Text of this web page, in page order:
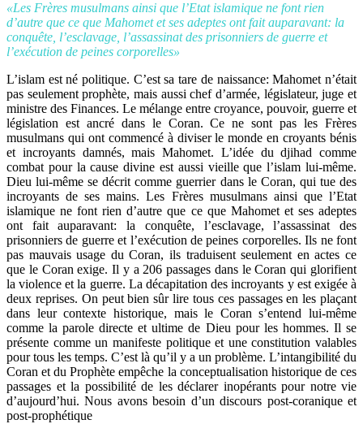
«Les Frères musulmans ainsi que l’Etat islamique ne font rien
d’autre que ce que Mahomet et ses adeptes ont fait auparavant: la
conquête, l’esclavage, l’assassinat des prisonniers de guerre et
l’exécution de peines corporelles»
L’islam est né politique. C’est sa tare de naissance: Mahomet n’était
pas seulement prophète, mais aussi chef d’armée, législateur, juge et
ministre des Finances. Le mélange entre croyance, pouvoir, guerre et
législation est ancré dans le Coran. Ce ne sont pas les Frères
musulmans qui ont commencé à diviser le monde en croyants bénis
et incroyants damnés, mais Mahomet. L’idée du djihad comme
combat pour la cause divine est aussi vieille que l’islam lui-même.
Dieu lui-même se décrit comme guerrier dans le Coran, qui tue des
incroyants de ses mains. Les Frères musulmans ainsi que l’Etat
islamique ne font rien d’autre que ce que Mahomet et ses adeptes
ont fait auparavant: la conquête, l’esclavage, l’assassinat des
prisonniers de guerre et l’exécution de peines corporelles. Ils ne font
pas mauvais usage du Coran, ils traduisent seulement en actes ce
que le Coran exige. Il y a 206 passages dans le Coran qui glorifient
la violence et la guerre. La décapitation des incroyants y est exigée à
deux reprises. On peut bien sûr lire tous ces passages en les plaçant
dans leur contexte historique, mais le Coran s’entend lui-même
comme la parole directe et ultime de Dieu pour les hommes. Il se
présente comme un manifeste politique et une constitution valables
pour tous les temps. C’est là qu’il y a un problème. L’intangibilité du
Coran et du Prophète empêche la conceptualisation historique de ces
passages et la possibilité de les déclarer inopérants pour notre vie
d’aujourd’hui. Nous avons besoin d’un discours post-coranique et
post-prophétique